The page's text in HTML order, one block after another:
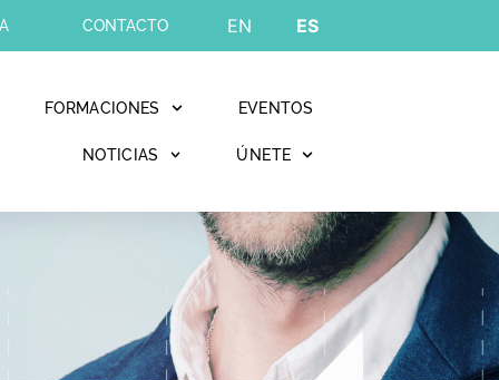
CONTACTO EN ES
FORMACIONES EVENTOS
NOTICIAS ÚNETE